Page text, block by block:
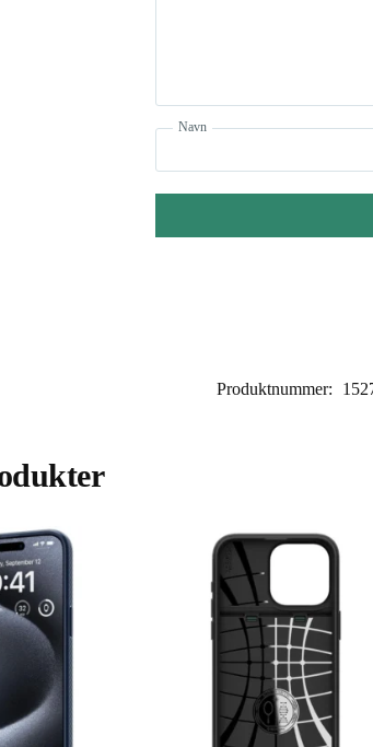
Navn
Produktnummer: